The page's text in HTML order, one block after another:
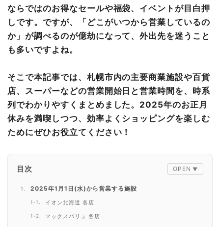
ならではのお得なセールや福袋、イベントが目白押
しです。ですが、「どこがいつから営業しているの
か」が調べるのが億劫になって、外出先を迷うこと
も多いですよね。
そこで本記事では、 札幌市内の主要商業施設や百貨
店、スーパーなどの営業開始日と営業時間を、時系
列でわかりやすくまとめました 。2025年のお正月
休みを満喫しつつ、効率よくショッピングを楽しむ
ためにぜひお役立てください！
目次
2025年1月1日(水)から営業する施設
イオン北海道 各店
マックスバリュ 各店